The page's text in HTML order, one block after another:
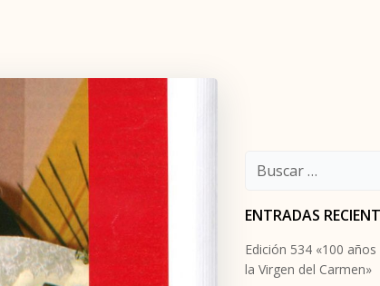
Buscar:
ENTRADAS
Edición 534 «100
la Virgen del Carmen»